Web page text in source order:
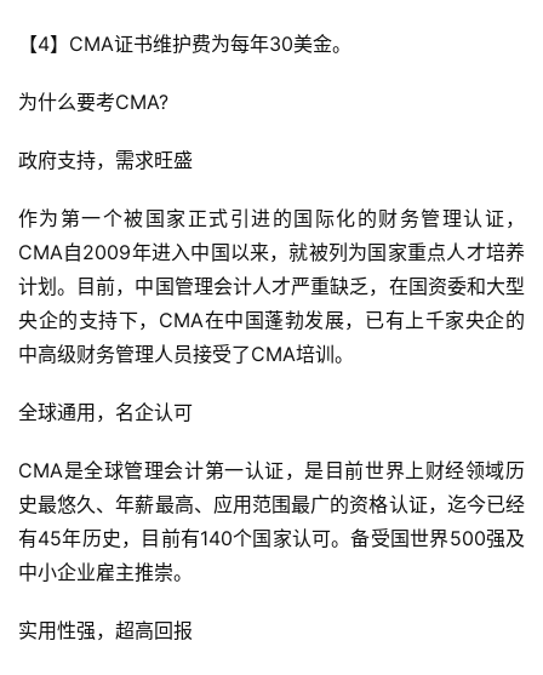
【4】CMA证书维护费为每年30美金。
为什么要考CMA?
政府支持，需求旺盛
作为第一个被国家正式引进的国际化的财务管理认证，
CMA自2009年进入中国以来，就被列为国家重点人才培养
计划。目前，中国管理会计人才严重缺乏，在国资委和大型
央企的支持下，CMA在中国蓬勃发展，已有上千家央企的
中高级财务管理人员接受了CMA培训。
全球通用，名企认可
CMA是全球管理会计第一认证，是目前世界上财经领域历
史最悠久、年薪最高、应用范围最广的资格认证，迄今已经
有45年历史，目前有140个国家认可。备受国世界500强及
中小企业雇主推崇。
实用性强，超高回报